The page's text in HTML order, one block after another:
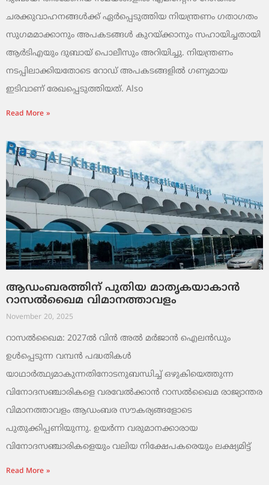
ചരക്കുവാഹനങ്ങൾക്ക് ഏർപ്പെടുത്തിയ നിയന്ത്രണം ഗതാഗതം
സുഗമമാക്കാനും അപകടങ്ങൾ കുറയ്ക്കാനും സഹായിച്ചതായി
ആർടിഎയും ദുബായ് പൊലീസും അറിയിച്ചു. നിയന്ത്രണം
നടപ്പിലാക്കിയതോടെ റോഡ് അപകടങ്ങളിൽ ഗണ്യമായ
ഇടിവാണ് രേഖപ്പെടുത്തിയത്. Also
Read More »
ആഡംബരത്തിന് പുതിയ മാതൃകയാകാൻ
റാസൽഖൈമ വിമാനത്താവളം
November 20, 2025
റാസൽഖൈമ: 2027ൽ വിൻ അൽ മർജാൻ ഐലൻഡും
ഉൾപ്പെടുന്ന വമ്പൻ പദ്ധതികൾ
യാഥാർത്ഥ്യമാകുന്നതിനോടനുബന്ധിച്ച് ഒഴുകിയെത്തുന്ന
വിനോദസഞ്ചാരികളെ വരവേൽക്കാൻ റാസൽഖൈമ രാജ്യാന്തര
വിമാനത്താവളം ആഡംബര സൗകര്യങ്ങളോടെ
പുതുക്കിപ്പണിയുന്നു. ഉയർന്ന വരുമാനക്കാരായ
വിനോദസഞ്ചാരികളെയും വലിയ നിക്ഷേപകരെയും ലക്ഷ്യമിട്ട്
Read More »